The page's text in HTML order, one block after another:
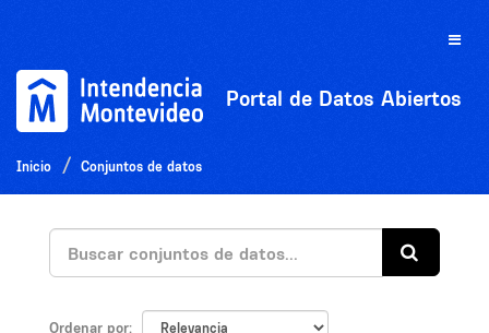
Toggle
Portal de Datos Abiertos
Inicio Conjuntos de datos
Ordenar por